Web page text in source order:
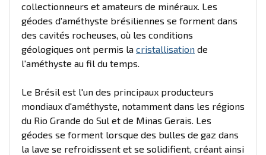
collectionneurs et amateurs de minéraux. Les
géodes d'améthyste brésiliennes se forment dans
des cavités rocheuses, où les conditions
géologiques ont permis la cristallisation de
l'améthyste au fil du temps.
Le Brésil est l'un des principaux producteurs
mondiaux d'améthyste, notamment dans les régions
du Rio Grande do Sul et de Minas Gerais. Les
géodes se forment lorsque des bulles de gaz dans
la lave se refroidissent et se solidifient, créant ainsi